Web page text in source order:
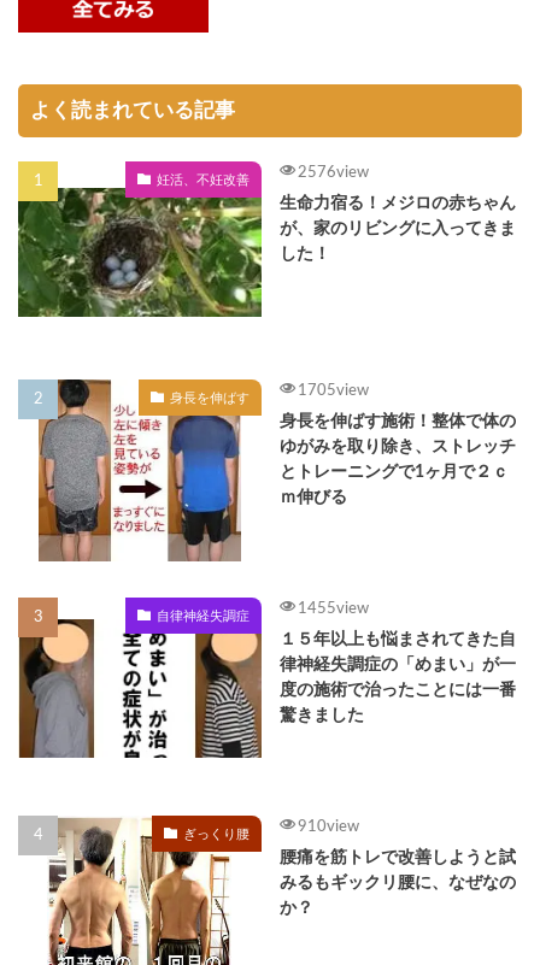
よく読まれている記事
妊活、不妊改善 2576view
生命力宿る！メジロの赤ちゃん
が、家のリビングに入ってきま
した！
身長を伸ばす 1705view
身長を伸ばす施術！整体で体の
ゆがみを取り除き、ストレッチ
とトレーニングで1ヶ月で２ｃ
ｍ伸びる
自律神経失調症 1455view
１５年以上も悩まされてきた自
律神経失調症の「めまい」が一
度の施術で治ったことには一番
驚きました
ぎっくり腰 910view
腰痛を筋トレで改善しようと試
みるもギックリ腰に、なぜなの
か？